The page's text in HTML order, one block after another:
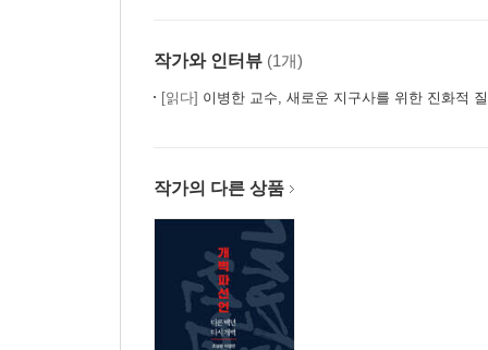
작가와 인터뷰 (1개)
[읽다] 이병한 교수, 새로운 지구사를 위한 진화적
작가의 다른 상품